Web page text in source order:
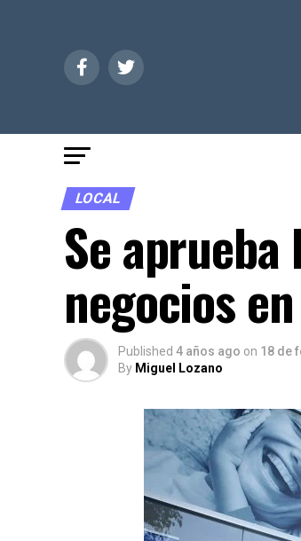
LOCAL
Se
negocios
Published 4 años ago on 18 de
By Miguel Lozano